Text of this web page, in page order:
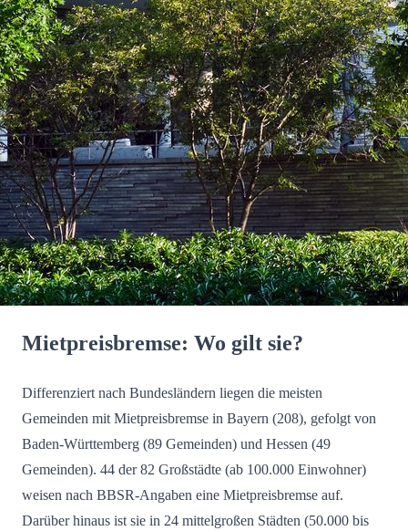
Mietpreisbremse: Wo gilt sie?
Differenziert nach Bundesländern liegen die meisten
Gemeinden mit Mietpreisbremse in Bayern (208), gefolgt von
Baden-Württemberg (89 Gemeinden) und Hessen (49
Gemeinden). 44 der 82 Großstädte (ab 100.000 Einwohner)
weisen nach BBSR-Angaben eine Mietpreisbremse auf.
Darüber hinaus ist sie in 24 mittelgroßen Städten (50.000 bis